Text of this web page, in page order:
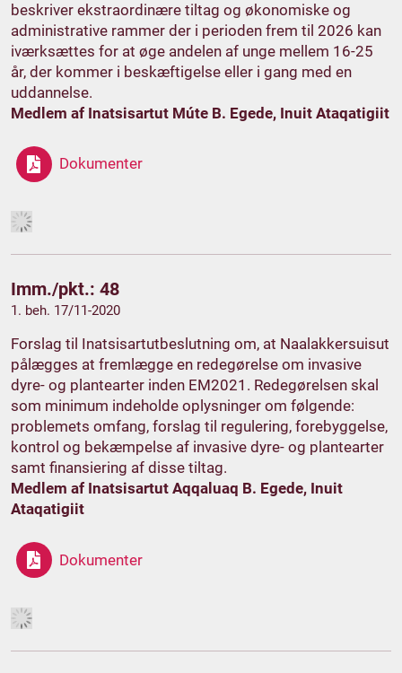
beskriver ekstraordinære tiltag og økonomiske og
administrative rammer der i perioden frem til 2026 kan
iværksættes for at øge andelen af unge mellem 16-25
år, der kommer i beskæftigelse eller i gang med en
uddannelse.
Medlem af Inatsisartut Múte B. Egede, Inuit Ataqatigiit
Dokumenter
Imm./pkt.: 48
1. beh. 17/11-2020
Forslag til Inatsisartutbeslutning om, at Naalakkersuisut
pålægges at fremlægge en redegørelse om invasive
dyre- og plantearter inden EM2021. Redegørelsen skal
som minimum indeholde oplysninger om følgende:
problemets omfang, forslag til regulering, forebyggelse,
kontrol og bekæmpelse af invasive dyre- og plantearter
samt finansiering af disse tiltag.
Medlem af Inatsisartut Aqqaluaq B. Egede, Inuit
Ataqatigiit
Dokumenter